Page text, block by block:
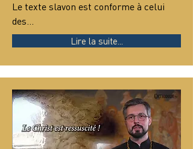
Le texte slavon est conforme à celui
des…
Lire la suite...